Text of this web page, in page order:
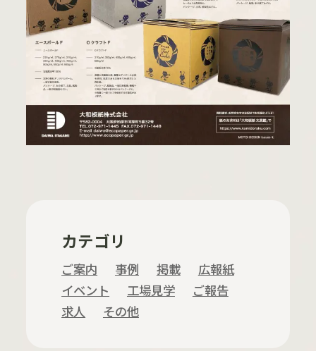
カテゴリ
ご案内 事例 掲載
広報紙
イベント
工場見学
ご報告
求人
その他